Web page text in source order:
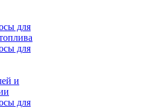
для
для
и
для